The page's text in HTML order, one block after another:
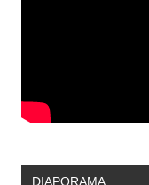
DIAPORAMA